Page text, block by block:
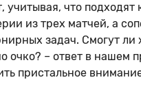
что подходят
из трех матчей, а
задач. Смогут ли
очко? – ответ в нашем
пристальное